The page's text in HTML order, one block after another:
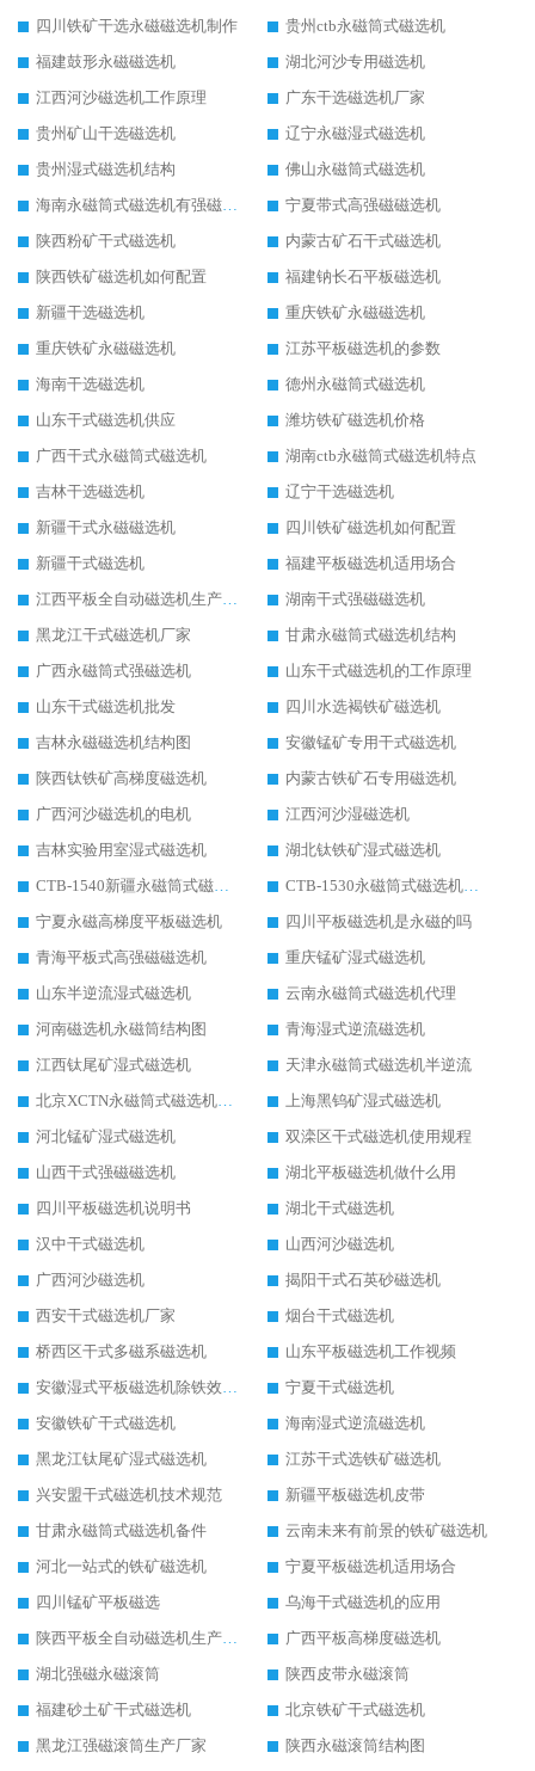
四川铁矿干选永磁磁选机制作
贵州ctb永磁筒式磁选机
福建鼓形永磁磁选机
湖北河沙专用磁选机
江西河沙磁选机工作原理
广东干选磁选机厂家
贵州矿山干选磁选机
辽宁永磁湿式磁选机
贵州湿式磁选机结构
佛山永磁筒式磁选机
海南永磁筒式磁选机有强磁的吗
宁夏带式高强磁磁选机
陕西粉矿干式磁选机
内蒙古矿石干式磁选机
陕西铁矿磁选机如何配置
福建钠长石平板磁选机
新疆干选磁选机
重庆铁矿永磁磁选机
重庆铁矿永磁磁选机
江苏平板磁选机的参数
海南干选磁选机
德州永磁筒式磁选机
山东干式磁选机供应
潍坊铁矿磁选机价格
广西干式永磁筒式磁选机
湖南ctb永磁筒式磁选机特点
吉林干选磁选机
辽宁干选磁选机
新疆干式永磁磁选机
四川铁矿磁选机如何配置
新疆干式磁选机
福建平板磁选机适用场合
江西平板全自动磁选机生产厂家
湖南干式强磁磁选机
黑龙江干式磁选机厂家
甘肃永磁筒式磁选机结构
广西永磁筒式强磁选机
山东干式磁选机的工作原理
山东干式磁选机批发
四川水选褐铁矿磁选机
吉林永磁磁选机结构图
安徽锰矿专用干式磁选机
陕西钛铁矿高梯度磁选机
内蒙古铁矿石专用磁选机
广西河沙磁选机的电机
江西河沙湿磁选机
吉林实验用室湿式磁选机
湖北钛铁矿湿式磁选机
CTB-1540新疆永磁筒式磁选机
CTB-1530永磁筒式磁选机代理商
宁夏永磁高梯度平板磁选机
四川平板磁选机是永磁的吗
青海平板式高强磁磁选机
重庆锰矿湿式磁选机
山东半逆流湿式磁选机
云南永磁筒式磁选机代理
河南磁选机永磁筒结构图
青海湿式逆流磁选机
江西钛尾矿湿式磁选机
天津永磁筒式磁选机半逆流
北京XCTN永磁筒式磁选机磁块位置
上海黑钨矿湿式磁选机
河北锰矿湿式磁选机
双滦区干式磁选机使用规程
山西干式强磁磁选机
湖北平板磁选机做什么用
四川平板磁选机说明书
湖北干式磁选机
汉中干式磁选机
山西河沙磁选机
广西河沙磁选机
揭阳干式石英砂磁选机
西安干式磁选机厂家
烟台干式磁选机
桥西区干式多磁系磁选机
山东平板磁选机工作视频
安徽湿式平板磁选机除铁效果怎么样
宁夏干式磁选机
安徽铁矿干式磁选机
海南湿式逆流磁选机
黑龙江钛尾矿湿式磁选机
江苏干式选铁矿磁选机
兴安盟干式磁选机技术规范
新疆平板磁选机皮带
甘肃永磁筒式磁选机备件
云南未来有前景的铁矿磁选机
河北一站式的铁矿磁选机
宁夏平板磁选机适用场合
四川锰矿平板磁选
乌海干式磁选机的应用
陕西平板全自动磁选机生产厂家
广西平板高梯度磁选机
湖北强磁永磁滚筒
陕西皮带永磁滚筒
福建砂土矿干式磁选机
北京铁矿干式磁选机
黑龙江强磁滚筒生产厂家
陕西永磁滚筒结构图